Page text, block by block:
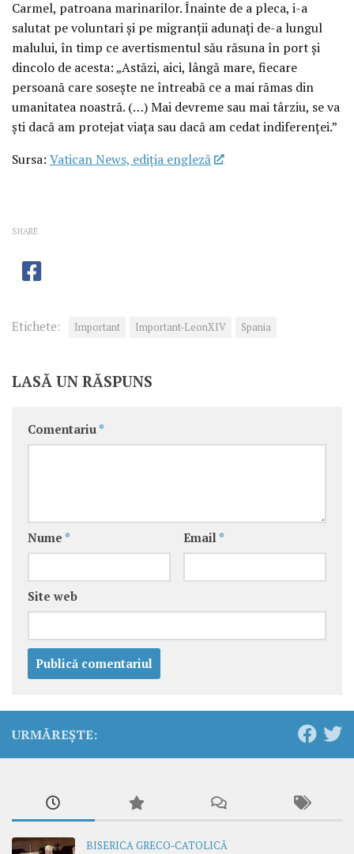
Carmel, patroana marinarilor. Înainte de a pleca, i-a
salutat pe voluntari și pe migranții adunați de-a lungul
malului, în timp ce avertismentul său răsuna în port și
dincolo de acesta: „Astăzi, aici, lângă mare, fiecare
persoană care sosește ne întreabă ce a mai rămas din
umanitatea noastră. (…) Mai devreme sau mai târziu, se va
ști dacă am protejat viața sau dacă am cedat indiferenței.”
Sursa: Vatican News, ediția engleză
SHARE
Etichete: Important Important-LeonXIV Spania
LASĂ UN RĂSPUNS
Comentariu *
Nume * Email *
Site web
URMĂREȘTE:
BISERICA GRECO-CATOLICĂ